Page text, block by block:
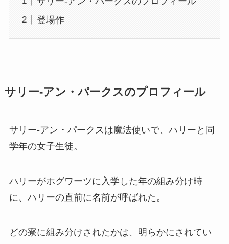
登場作
サリー-アン・パークスのプロフィール
サリー-アン・パークスは魔法使いで、ハリーと同
学年の女子生徒。
ハリーがホグワーツに入学した年の組み分け時
に、ハリーの直前に名前が呼ばれた。
どの寮に組み分けされたかは、明らかにされてい